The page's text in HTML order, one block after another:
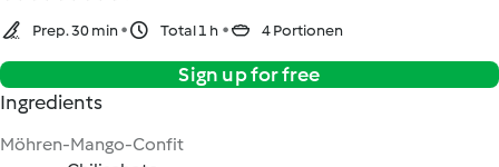
Prep. 30 min Total 1 h 4 Portionen
Sign up for free
Ingredients
Möhren-Mango-Confit